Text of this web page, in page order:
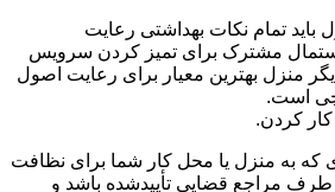
باید تمام نکات بهداشتی رعایت
مشترک برای تمیز کردن سرویس
منزل بهترین معیار برای رعایت اصول
است.
کردن.
که به منزل یا محل کار شما برای نظافت
طرف مراجع قضایی تأییدشده باشد و